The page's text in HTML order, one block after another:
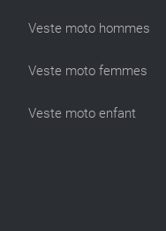
Veste moto hommes
Veste moto femmes
Veste moto enfant